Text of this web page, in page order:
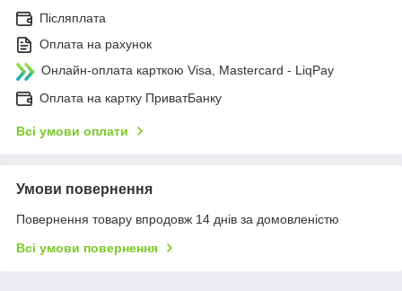
Післяплата
Оплата на рахунок
Онлайн-оплата карткою Visa, Mastercard - LiqPay
Оплата на картку ПриватБанку
Всі умови оплати
Умови повернення
Повернення товару впродовж 14 днів за домовленістю
Всі умови повернення